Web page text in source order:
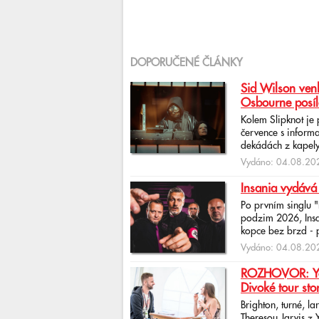
DOPORUČENÉ ČLÁNKY
Sid Wilson
Osbourne
Kolem Slipknot
července s
dekádách z
Vydáno:
Insania
Po prvním singlu
podzim 2026,
kopce bez brzd -
Vydáno:
ROZHOVOR:
Divoké tour
Brighton, turné,